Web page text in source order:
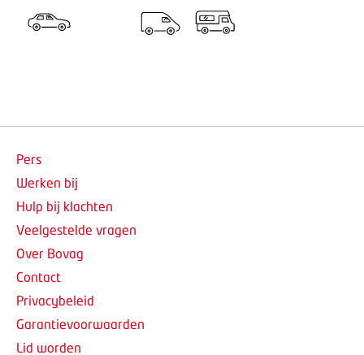
Pers
Werken bij
Hulp bij klachten
Veelgestelde vragen
Over Bovag
Contact
Privacybeleid
Garantievoorwaarden
Lid worden